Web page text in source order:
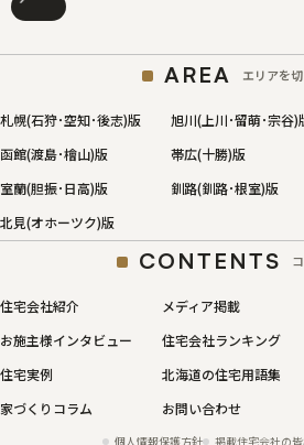
AREA エリアを
札幌(石狩･空知･後志)版
旭川(上川･留萌･宗谷)
函館(渡島･檜山)版
帯広(十勝)版
室蘭(胆振･日高)版
釧路(釧路･根室)版
北見(オホーツク)版
CONTENTS
住宅会社紹介
メディア掲載
お施主様インタビュー
住宅会社ランキング
住宅実例
北海道の住宅用語集
家づくりコラム
お問い合わせ
個人情報保護方針 掲載住宅会社の皆